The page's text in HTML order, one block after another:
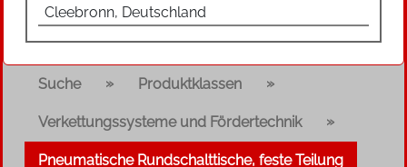
Cleebronn, Deutschland
Suche » Produktklassen »
Verkettungssysteme und Fördertechnik »
Pneumatische Rundschalttische, feste Teilung